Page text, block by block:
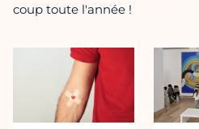
coup toute l'année !